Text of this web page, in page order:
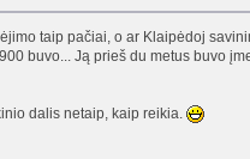
taip pačiai, o ar Klaipėdoj
buvo... Ją prieš du metus buvo
dalis netaip, kaip reikia.